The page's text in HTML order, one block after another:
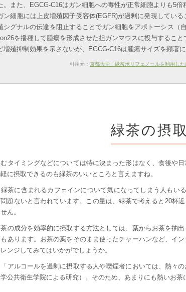
。また、EGCG-C16はガン細胞への毒性が正常細胞よりも5
ン細胞には上皮増殖因子受容体(EGFR)が過剰に発現してい
シグナルの伝達を阻止することでガン細胞をアポトーシス（
を播種して腫瘍を形成させた担ガンマウスに投与するこ
増殖抑制効果を示さないが、EGCG-C16は腫瘍サイズを顕著
引用元： 京都大学「緑茶ポリフェノールを利用した
緑茶の摂
タイミングなどについては特に決まった形はなく、食後や
軽に摂取できるのも緑茶のいいところと言えますね。
茶に含まれるカフェインについて気になってしまう人もい
題ないと言われています。この量は、緑茶で考えると20杯
ん。
茶の成分を効率的に摂取する方法としては、葉からお茶を抽
あります。お茶の葉をそのまま使ったチャーハンなど、イ
ンジしてみてはいかがでしょうか。
アルコールを過剰に摂取する人や喫煙者においては、熱々
学公共衛生学院による研究）。そのため、あまりにも熱いお